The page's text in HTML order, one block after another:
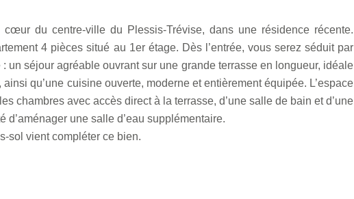
cœur du centre-ville du Plessis-Trévise, dans une résidence récente.
4 pièces situé au 1er étage. Dès l’entrée, vous serez séduit par
un séjour agréable ouvrant sur une grande terrasse en longueur, idéale
qu’une cuisine ouverte, moderne et entièrement équipée. L’espace
chambres avec accès direct à la terrasse, d’une salle de bain et d’une
d’aménager une salle d’eau supplémentaire.
sol vient compléter ce bien.